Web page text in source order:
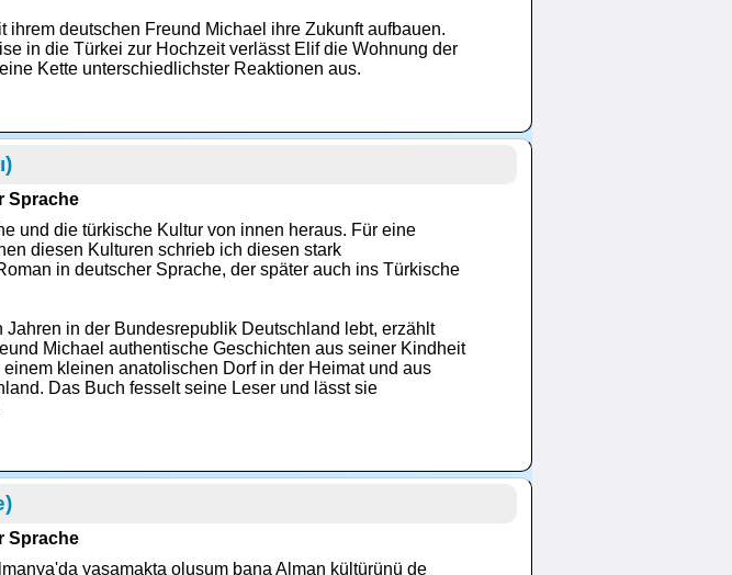
ihrem deutschen Freund Michael ihre Zukunft aufbauen.
in die Türkei zur Hochzeit verlässt Elif die Wohnung der
Kette unterschiedlichster Reaktionen aus.
Sprache
und die türkische Kultur von innen heraus. Für eine
diesen Kulturen schrieb ich diesen stark
in deutscher Sprache, der später auch ins Türkische
Jahren in der Bundesrepublik Deutschland lebt, erzählt
Michael authentische Geschichten aus seiner Kindheit
kleinen anatolischen Dorf in der Heimat und aus
Das Buch fesselt seine Leser und lässt sie
Sprache
yaşamakta oluşum bana Alman kültürünü de